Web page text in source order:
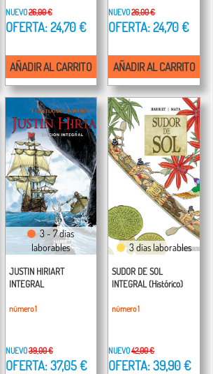
NUEVO26,00 €
OFERTA: 24,70 €
AÑADIR AL CARRITO
NUEVO26,00 €
OFERTA: 24,70 €
AÑADIR AL CARRITO
3 - 7 días
laborables
JUSTIN HIRIART
INTEGRAL
número 1
NUEVO39,00 €
OFERTA: 37,05 €
3 días laborables
SUDOR DE SOL
INTEGRAL (Histórico)
número 1
NUEVO42,00 €
OFERTA: 39,90 €